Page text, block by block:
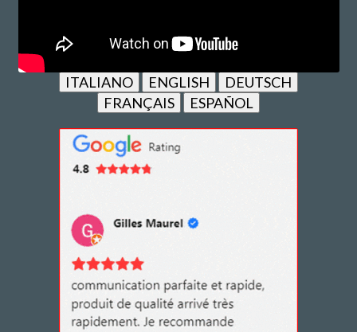
ITALIANO ENGLISH
DEUTSCH
FRANÇAIS
ESPAÑOL